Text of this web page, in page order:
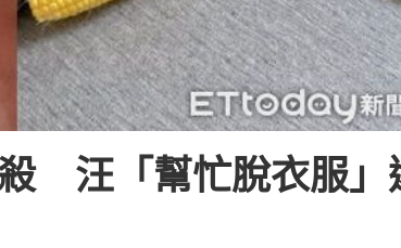
汪「幫忙脫衣服」